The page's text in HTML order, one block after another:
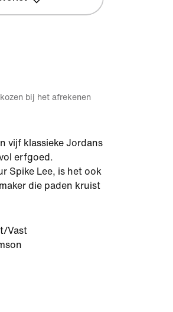
bij het afrekenen
vijf klassieke Jordans
erfgoed.
Spike Lee, is het ook
die paden kruist
Vast